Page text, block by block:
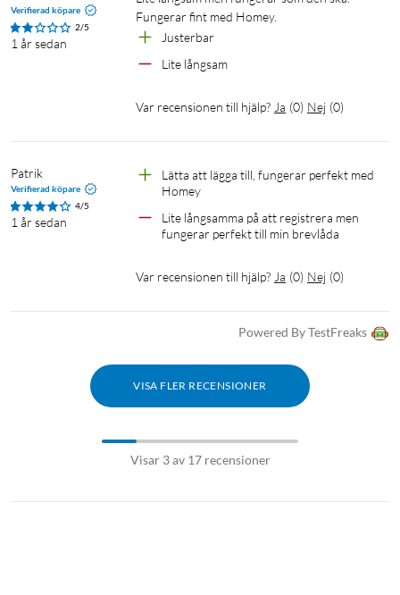
Verifierad köpare
2/5
1 år sedan
Fungerar fint med Homey.
Justerbar
Lite långsam
Var recensionen till hjälp? Ja (0) Nej (0)
Patrik
Verifierad köpare
4/5
1 år sedan
Lätta att lägga till, fungerar perfekt med
Homey
Lite långsamma på att registrera men
fungerar perfekt till min brevlåda
Var recensionen till hjälp? Ja (0) Nej (0)
Powered By TestFreaks
VISA FLER RECENSIONER
Visar 3 av 17 recensioner